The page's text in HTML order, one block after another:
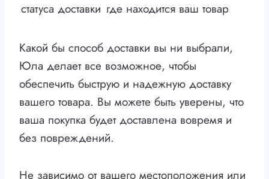
статуса доставки где находится ваш товар
Какой бы способ доставки вы ни выбрали,
Юла делает все возможное, чтобы
обеспечить быструю и надежную доставку
вашего товара. Вы можете быть уверены, что
ваша покупка будет доставлена вовремя и
без повреждений.
Не зависимо от вашего местоположения или